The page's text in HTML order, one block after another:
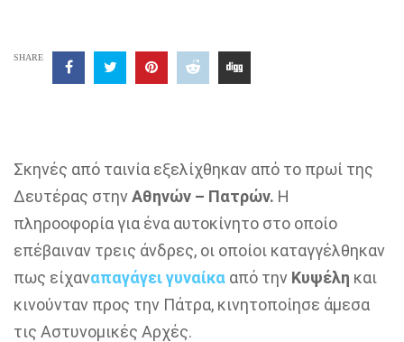
SHARE
Σκηνές από ταινία εξελίχθηκαν από το πρωί της
Δευτέρας στηνΑθηνών – Πατρών. Η
πληροοφορία για ένα αυτοκίνητο στο οποίο
επέβαιναν τρεις άνδρες, οι οποίοι καταγγέλθηκαν
πως είχαναπαγάγει γυναίκα από την Κυψέλη και
κινούνταν προς την Πάτρα, κινητοποίησε άμεσα
τις Αστυνομικές Αρχές.